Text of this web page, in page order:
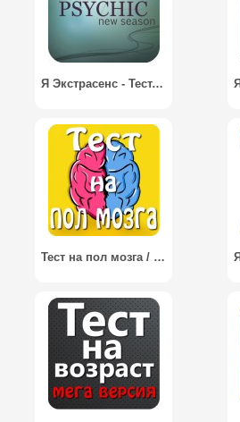
Я Экстрасенс - Тест. Новый сезон / I'm Psychic - Test. New Season
Тест на пол мозга / The Sex of Your Brain Test